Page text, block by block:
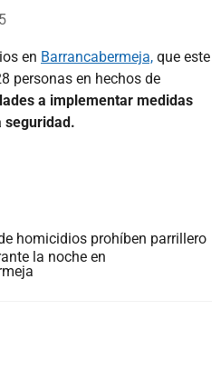
en Barrancabermeja, que este
personas en hechos de
a implementar medidas
seguridad.
homicidios prohíben parrillero
la noche en